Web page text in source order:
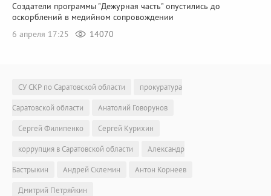
Создатели программы "Дежурная часть" опустились до
оскорблений в медийном сопровождении
6 апреля 17:25
14070
СУ СКР по Саратовской области
прокуратура
Саратовской области
Анатолий Говорунов
Сергей Филипенко
Сергей Курихин
коррупция в Саратовской области
Александр
Бастрыкин
Андрей Склемин
Антон Корнеев
Дмитрий Петряйкин